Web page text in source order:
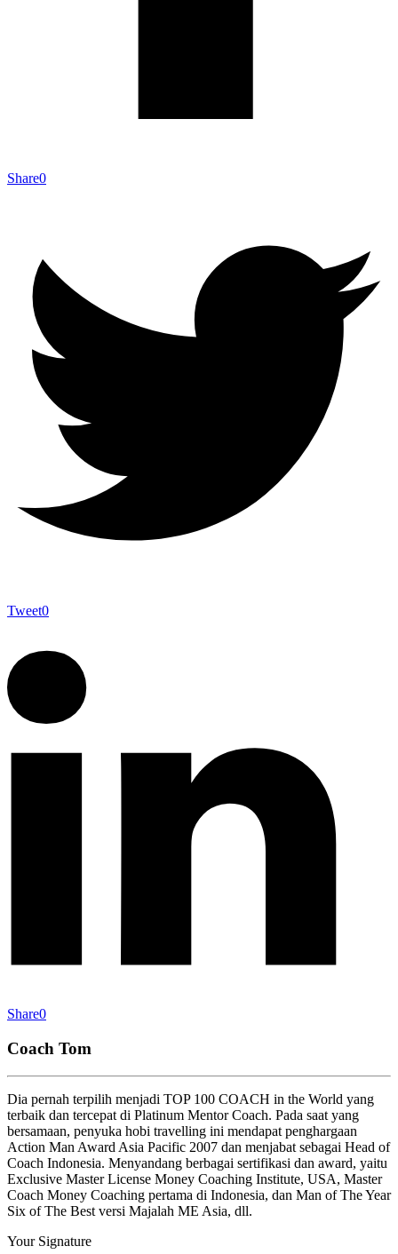
Share0
Tweet0
Share0
Coach Tom
Dia pernah terpilih menjadi TOP 100 COACH in the World yang
terbaik dan tercepat di Platinum Mentor Coach. Pada saat yang
bersamaan, penyuka hobi travelling ini mendapat penghargaan
Action Man Award Asia Pacific 2007 dan menjabat sebagai Head of
Coach Indonesia. Menyandang berbagai sertifikasi dan award, yaitu
Exclusive Master License Money Coaching Institute, USA, Master
Coach Money Coaching pertama di Indonesia, dan Man of The Year
Six of The Best versi Majalah ME Asia, dll.
Your Signature